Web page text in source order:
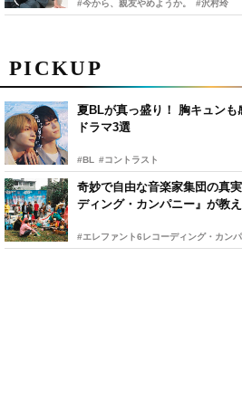
PICKUP
夏BLが真っ盛り！ 胸キュン
ドラマ3選
#BL #コントラスト
奇妙で自由な音楽家集団の真
ディング・カンパニー』が教
#エレファント6レコーディング・カン
#今から、親友やめようか。 #沢村玲